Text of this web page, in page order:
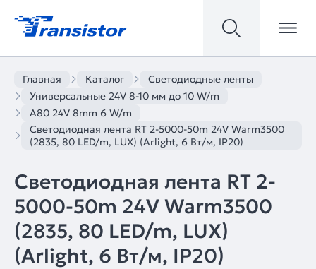
Главная Каталог
Светодиодные ленты
Универсальные 24V 8-10 мм до 10 W/m
A80 24V 8mm 6 W/m
Светодиодная лента RT 2-5000-50m 24V Warm3500
(2835, 80 LED/m, LUX) (Arlight, 6 Вт/м, IP20)
Светодиодная лента RT 2-
5000-50m 24V Warm3500
(2835, 80 LED/m, LUX)
(Arlight, 6 Вт/м, IP20)